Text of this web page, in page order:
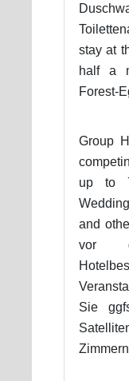
stay at
half a
Forest-
Group
up to
and
vor
Sie